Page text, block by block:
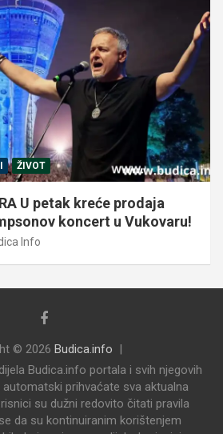
ŽIVOT
U petak kreće prodaja
koncert u Vukovaru!
Info
© 2026 Budica.info
Budica.info portala i svih njegovih
prihvaćate sva aktualna
su dužni redovito čitati pravila
da su kontinuiranim korištenjem